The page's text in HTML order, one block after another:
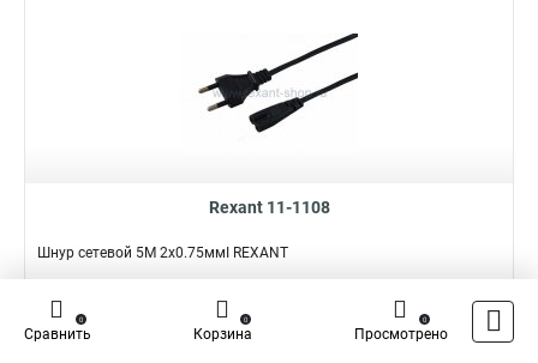
Rexant 11-1108
Шнур сетевой 5М 2x0.75ммІ REXANT
Подробнее Сравнить
Наличие:
Сравнить
0
Корзина
0
Просмотрено
0